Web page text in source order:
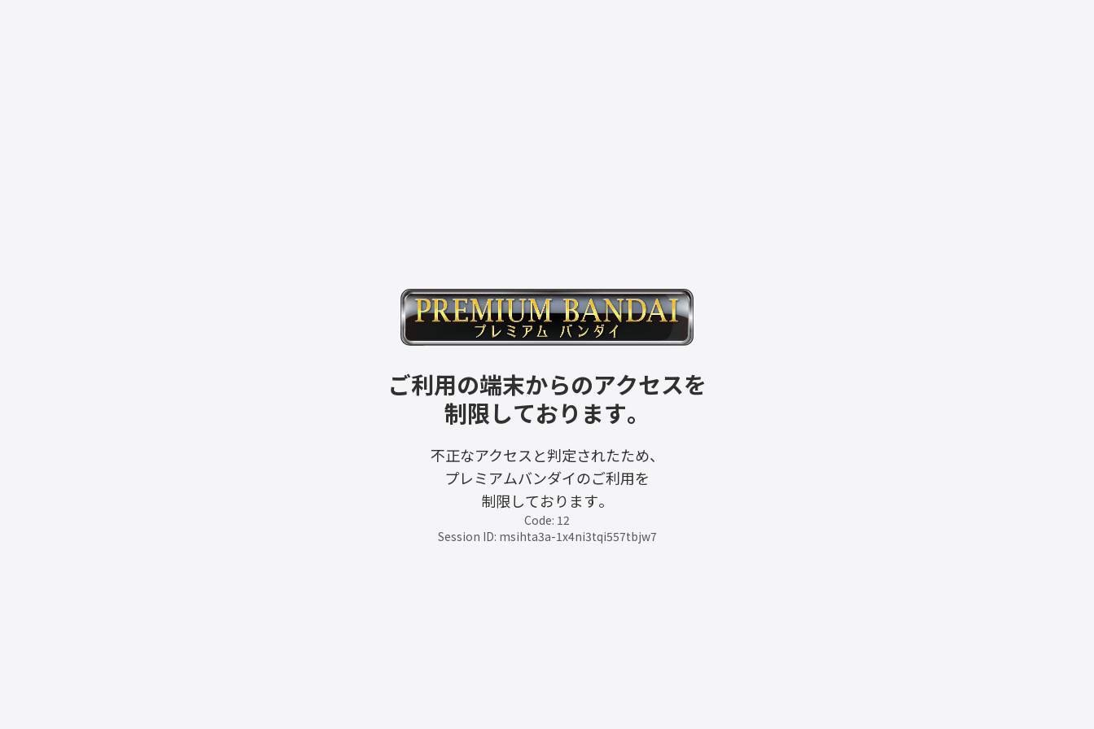
ご利用の端末からのアクセスを
制限しております。
不正なアクセスと判定されたため、
プレミアムバンダイのご利用を
制限しております。
Code: 12
Session ID: msihta3a-1x4ni3tqi557tbjw7